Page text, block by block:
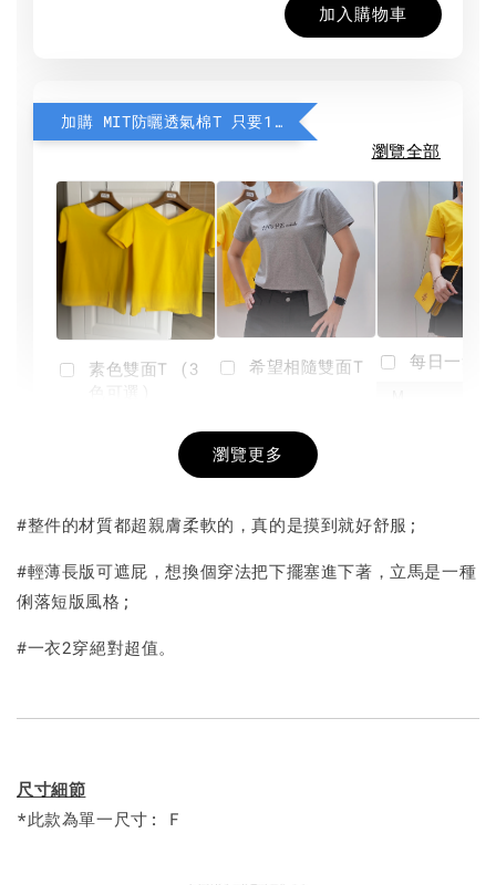
加入購物車
加購 MIT防曬透氣棉T 只要190元
瀏覽全部
素色雙面T (3
+
希望相隨雙面T
NT$ 190
-
每日一笑
瀏覽更多
#整件的材質都超親膚柔軟的，真的是摸到就好舒服;
#輕薄長版可遮屁，想換個穿法把下擺塞進下著，立馬是一種
俐落短版風格;
#一衣2穿絕對超值。
尺寸細節
*此款為單一尺寸: F